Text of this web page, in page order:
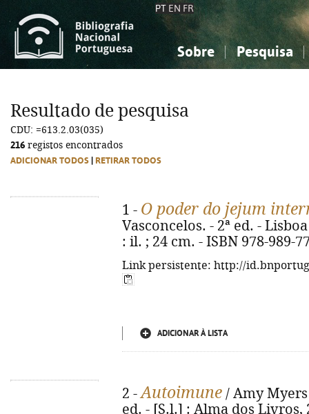
PT EN FR
Sobre Pesquisa
Ciências sociais...
Ciências sociais...
Resultado de pesquisa
CDU: =613.2.03(035)
216 registos encontrados
ADICIONAR TODOS RETIRAR TODOS
1 - O poder do jejum
Vasconcelos. - 2ª ed. -
: il. ; 24 cm. - ISBN 978-989-
Link persistente: http://
ADICIONAR À LISTA
2 -Autoimune / Amy
ed. - [S.l.] : Alma dos Livros,